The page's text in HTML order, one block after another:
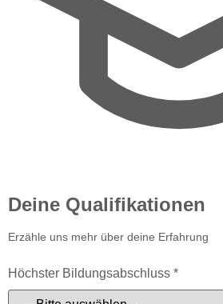
Deine Qualifikationen
Erzähle uns mehr über deine Erfahrung
Höchster Bildungsabschluss *